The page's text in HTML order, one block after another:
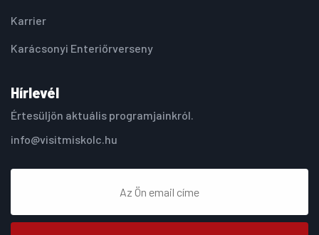
Karrier
Karácsonyi Enteriőrverseny
Hírlevél
Értesüljön aktuális programjainkról.
info@visitmiskolc.hu